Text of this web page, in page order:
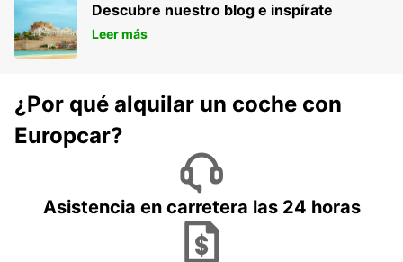
Descubre nuestro blog e inspírate
Leer más
¿Por qué alquilar un coche con
Europcar?
Asistencia en carretera las 24 horas